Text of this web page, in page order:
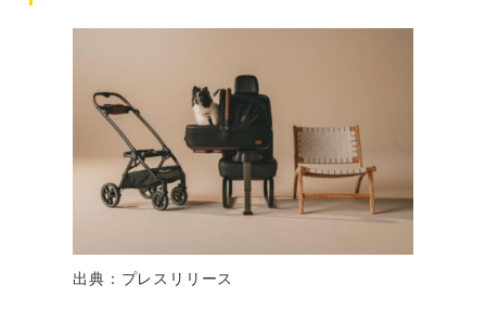
出典：プレスリリース